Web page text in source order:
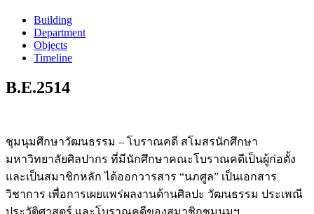
Building
Department
Objects
Timeline
B.E.2514
ชุมนุมศึกษาวัฒนธรรม – โบราณคดี สโมสรนักศึกษา
มหาวิทยาลัยศิลปากร ที่มีนักศึกษาคณะโบราณคดีเป็นผู้ก่อตั้ง
และเป็นสมาชิกหลัก ได้ออกวารสาร “นภศูล” เป็นเอกสาร
วิชาการ เพื่อการเผยแพร่ผลงานด้านศิลปะ วัฒนธรรม ประเพณี